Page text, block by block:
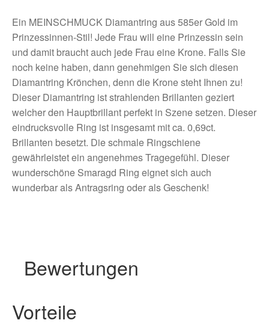
Ein MEINSCHMUCK Diamantring aus 585er Gold im
Prinzessinnen-Stil! Jede Frau will eine Prinzessin sein
und damit braucht auch jede Frau eine Krone. Falls Sie
noch keine haben, dann genehmigen Sie sich diesen
Diamantring Krönchen, denn die Krone steht Ihnen zu!
Dieser Diamantring ist strahlenden Brillanten geziert
welcher den Hauptbrillant perfekt in Szene setzen. Dieser
eindrucksvolle Ring ist insgesamt mit ca. 0,69ct.
Brillanten besetzt. Die schmale Ringschiene
gewährleistet ein angenehmes Tragegefühl. Dieser
wunderschöne Smaragd Ring eignet sich auch
wunderbar als Antragsring oder als Geschenk!
Bewertungen
Vorteile